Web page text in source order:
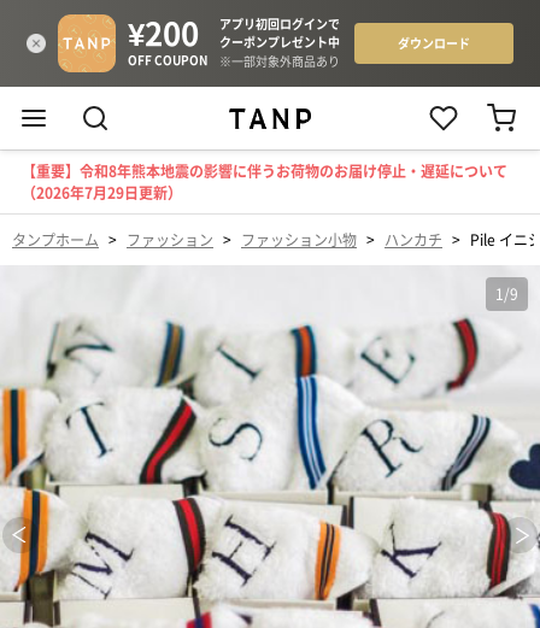
【重要】令和8年熊本地震の影響に伴うお荷物のお届け停止・遅延について
（2026年7月29日更新）
タンプホーム > ファッション > ファッション小物 > ハンカチ > Pile イニ
1 /9